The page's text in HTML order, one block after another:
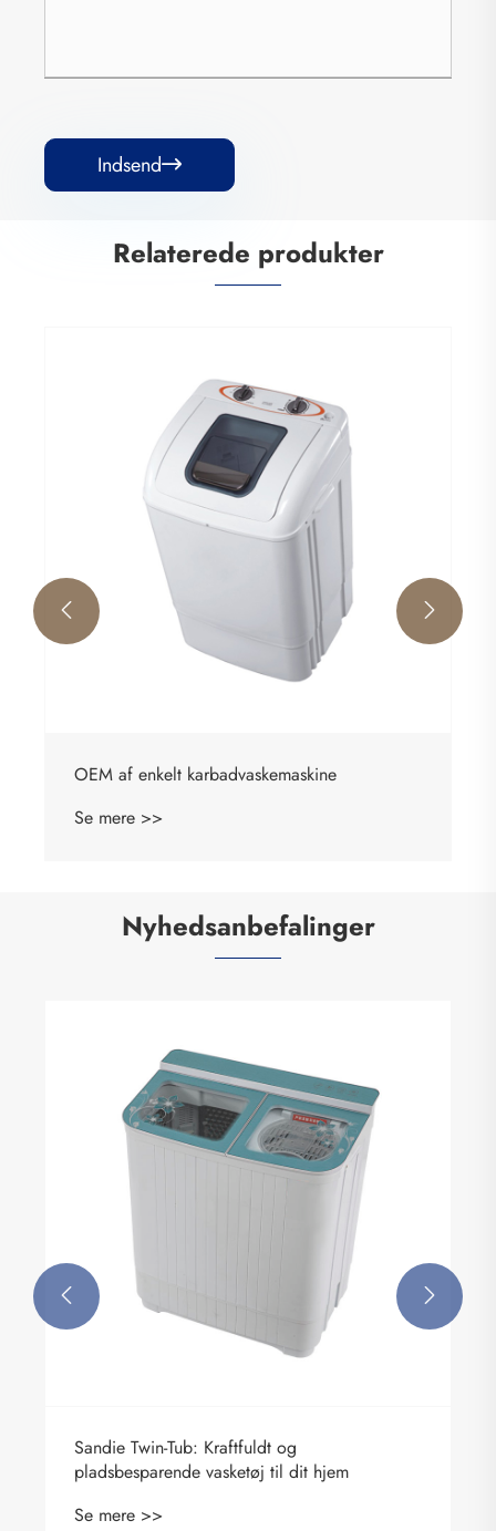
Indsend
Relaterede produkter
Enkelt vaskemaskine med tørretumbler
Se mere >>
 
Nyhedsanbefalinger
Drum vaskemaskine er stadig bølge hjul
vaskemaskine god
Se mere >>
 